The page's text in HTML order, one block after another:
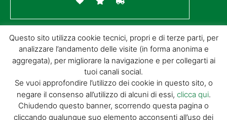
© GIORGIO TESI EDITRICE S.R.L. | P.IVA
01732650476 | VIA DI BADIA 14 – 51100 LOC.
Questo sito utilizza cookie tecnici, propri e di terze parti, per
analizzare l’andamento delle visite (in forma anonima e
aggregata), per migliorare la navigazione e per collegarti ai
tuoi canali social.
Se vuoi approfondire l’utilizzo dei cookie in questo sito, o
negare il consenso all’utilizzo di alcuni di essi, clicca qui.
Chiudendo questo banner, scorrendo questa pagina o
cliccando qualunque suo elemento acconsenti all’uso dei